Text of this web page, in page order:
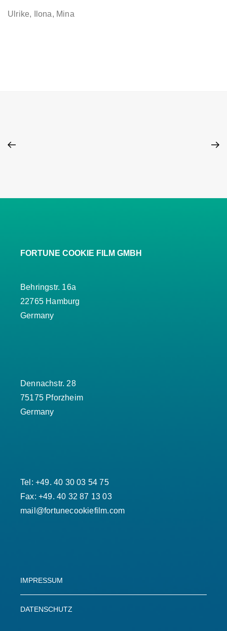
Ulrike, Ilona, Mina
FORTUNE COOKIE FILM GMBH
Behringstr. 16a
22765 Hamburg
Germany
Dennachstr. 28
75175 Pforzheim
Germany
Tel: +49. 40 30 03 54 75
Fax: +49. 40 32 87 13 03
mail@fortunecookiefilm.com
IMPRESSUM
DATENSCHUTZ